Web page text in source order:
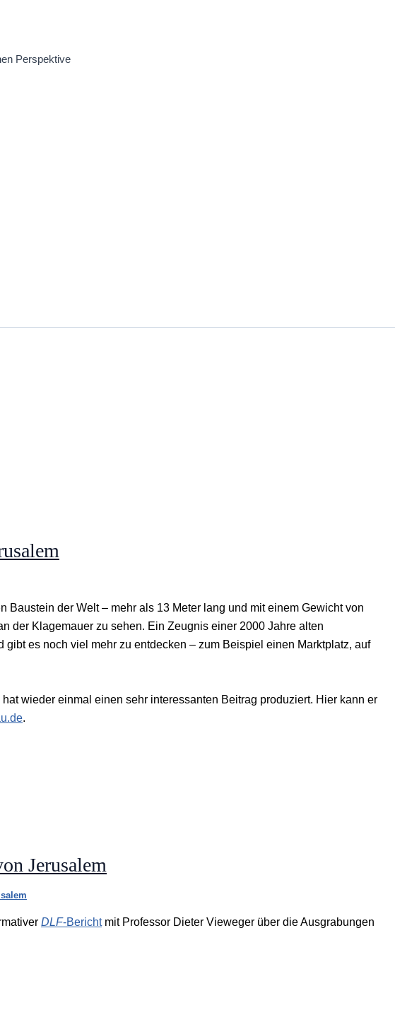
Perspektive
Baustein der Welt – mehr als 13 Meter lang und mit einem Gewicht von
der Klagemauer zu sehen. Ein Zeugnis einer 2000 Jahre alten
gibt es noch viel mehr zu entdecken – zum Beispiel einen Marktplatz, auf
hat wieder einmal einen sehr interessanten Beitrag produziert. Hier kann er
.
Jerusalem
DLF-Berichtmit Professor Dieter Vieweger über die Ausgrabungen